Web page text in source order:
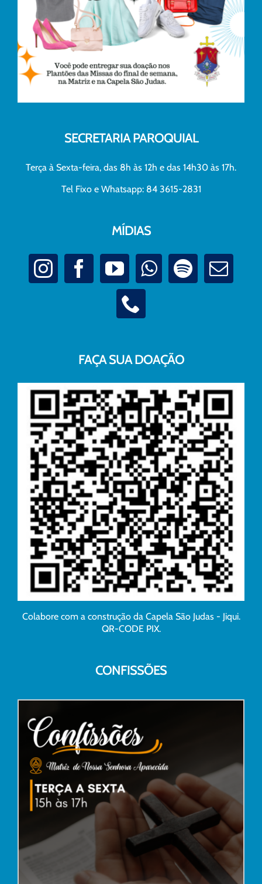
SECRETARIA PAROQUIAL
Terça à Sexta-feira, das 8h às 12h e das 14h30 às 17h.
Tel Fixo e Whatsapp: 84 3615-2831
MÍDIAS
FAÇA SUA DOAÇÃO
Colabore com a construção da Capela São Judas - Jiqui.
QR-CODE PIX.
CONFISSÕES